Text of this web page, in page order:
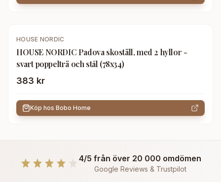
HOUSE NORDIC
HOUSE NORDIC Padova skoställ, med 2 hyllor -
svart poppelträ och stål (78x34)
383 kr
Köp hos Bobo Home
4/5 från över 20 000 omdömen
Google Reviews & Trustpilot